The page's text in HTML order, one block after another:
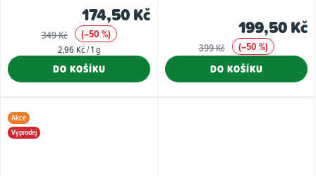
174,50 Kč
349 Kč (–50 %)
Měrná
2,96 Kč / 1 g
DO KOŠÍKU
199,50 Kč
399 Kč
(–50 %)
DO KOŠÍKU
Akce
Výprodej